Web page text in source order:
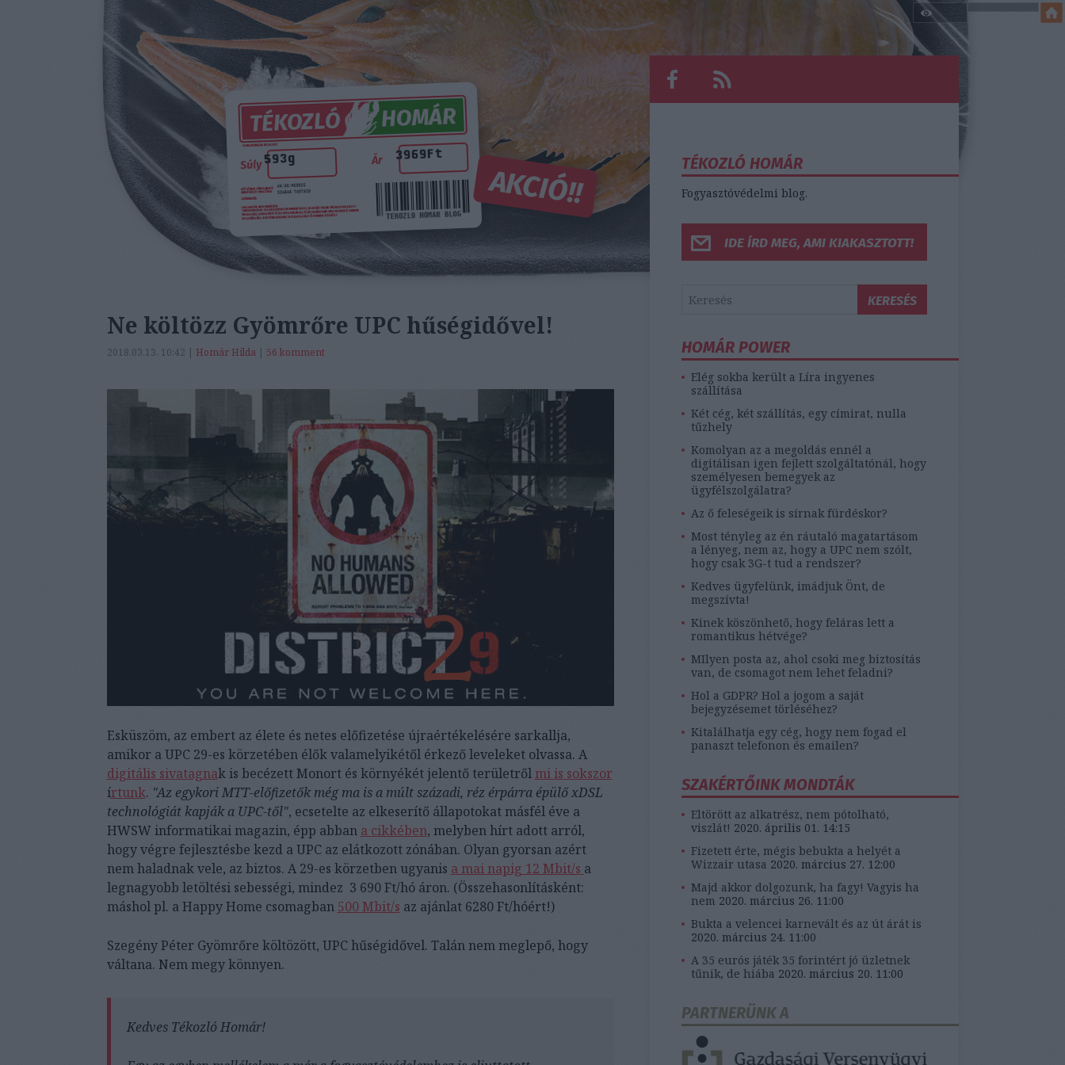
Ne költözz Gyömrőre UPC hűségidővel!
2018.03.13. 10:42 | Homár Hilda | 56 komment
Esküszöm, az embert az élete és netes előfizetése újraértékelésére sarkallja,
amikor a UPC 29-es körzetében élők valamelyikétől érkező leveleket olvassa. A
digitális sivatagnak is becézett Monort és környékét jelentő területről mi is sokszor
írtunk. "Az egykori MTT-előfizetők még ma is a múlt századi, réz érpárra épülő xDSL
technológiát kapják a UPC-től", ecsetelte az elkeserítő állapotokat másfél éve a
HWSW informatikai magazin, épp abban a cikkében, melyben hírt adott arról,
hogy végre fejlesztésbe kezd a UPC az elátkozott zónában. Olyan gyorsan azért
nem haladnak vele, az biztos. A 29-es körzetben ugyanis a mai napig 12 Mbit/s a
legnagyobb letöltési sebességi, mindez 3 690 Ft/hó áron. (Összehasonlításként:
máshol pl. a Happy Home csomagban 500 Mbit/s az ajánlat 6280 Ft/hóért!)
Szegény Péter Gyömrőre költözött, UPC hűségidővel. Talán nem meglepő, hogy
váltana. Nem megy könnyen.
Kedves Tékozló Homár!
TÉKOZLÓ HOMÁR
Fogyasztóvédelmi blog.
IDE ÍRD MEG, AMI KIAKASZTOTT!
HOMÁR POWER
Elég sokba került a Líra ingyenes
szállítása
Két cég, két szállítás, egy címirat, nulla
tűzhely
Komolyan az a megoldás ennél a
digitálisan igen fejlett szolgáltatónál, hogy
személyesen bemegyek az
ügyfélszolgálatra?
Az ő feleségeik is sírnak fürdéskor?
Most tényleg az én ráutaló magatartásom
a lényeg, nem az, hogy a UPC nem szólt,
hogy csak 3G-t tud a rendszer?
Kedves ügyfelünk, imádjuk Önt, de
megszívta!
Kinek köszönhető, hogy feláras lett a
romantikus hétvége?
MIlyen posta az, ahol csoki meg biztosítás
van, de csomagot nem lehet feladni?
Hol a GDPR? Hol a jogom a saját
bejegyzésemet törléséhez?
Kitalálhatja egy cég, hogy nem fogad el
panaszt telefonon és emailen?
SZAKÉRTŐINK MONDTÁK
Eltörött az alkatrész, nem pótolható,
viszlát! 2020. április 01. 14:15
Fizetett érte, mégis bebukta a helyét a
Wizzair utasa 2020. március 27. 12:00
Majd akkor dolgozunk, ha fagy! Vagyis ha
nem 2020. március 26. 11:00
Bukta a velencei karnevált és az út árát is
2020. március 24. 11:00
A 35 eurós játék 35 forintért jó üzletnek
tűnik, de hiába 2020. március 20. 11:00
PARTNERÜNK A